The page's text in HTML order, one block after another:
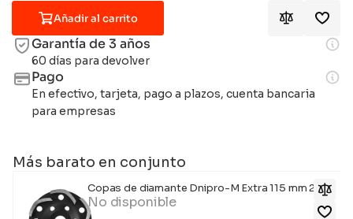
Añadir al carrito
Garantía de 3 años
60 días para devolver
Pago
En efectivo, tarjeta, pago a plazos, cuenta bancaria
para empresas
Más barato en conjunto
Copas de diamante Dnipro-M Extra 115 mm 22,2
No disponible